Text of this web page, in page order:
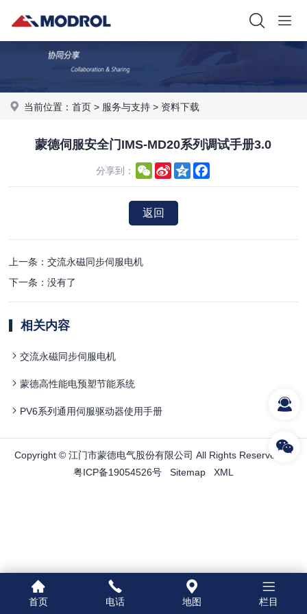
当前位置：首页 > 服务与支持 > 资料下载
蒙德伺服安全门IMS-MD20系列调试手册3.0
分享到： WeChat
Sina
Weibo
Qzone
返回
上一条：交流永磁同步伺服电机
下一条：没有了
相关内容
交流永磁同步伺服电机
蒙德高性能电预塑节能系统
PV6系列通用伺服驱动器使用手册
Copyright © 江门市蒙德电气股份有限公司 All Rights Reserved.
粤ICP备19054526号
Sitemap XML
首页 电话 地图 栏目